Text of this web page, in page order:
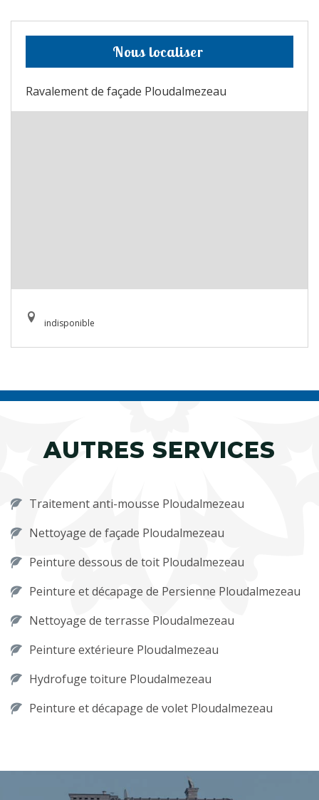
Nous localiser
Ravalement de façade Ploudalmezeau
indisponible
AUTRES SERVICES
Traitement anti-mousse Ploudalmezeau
Nettoyage de façade Ploudalmezeau
Peinture dessous de toit Ploudalmezeau
Peinture et décapage de Persienne Ploudalmezeau
Nettoyage de terrasse Ploudalmezeau
Peinture extérieure Ploudalmezeau
Hydrofuge toiture Ploudalmezeau
Peinture et décapage de volet Ploudalmezeau